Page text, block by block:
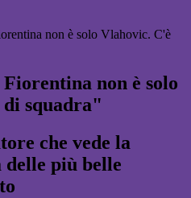
non è solo Vlahovic. C'è
non è solo
squadra"
che vede la
più belle